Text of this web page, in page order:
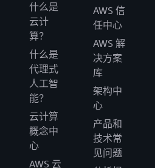
什么是
云计
算？
什么是
代理式
人工智
能？
云计算
概念中
心
AWS 云
AWS 信
任中心
AWS 解
决方案
库
架构中
心
产品和
技术常
见问题